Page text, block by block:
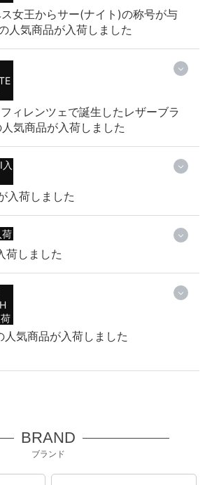
女王からサー(ナイト)の称号が与
人気商品が入荷しました
ィレンツェで誕生したレザーブラ
気商品が入荷しました
入荷しました
荷しました
人気商品が入荷しました
BRAND
ブランド